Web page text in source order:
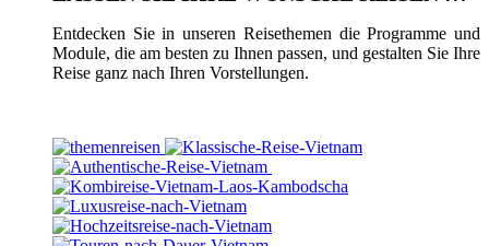
Entdecken Sie in unseren Reisethemen die Programme und
Module, die am besten zu Ihnen passen, und gestalten Sie Ihre
Reise ganz nach Ihren Vorstellungen.